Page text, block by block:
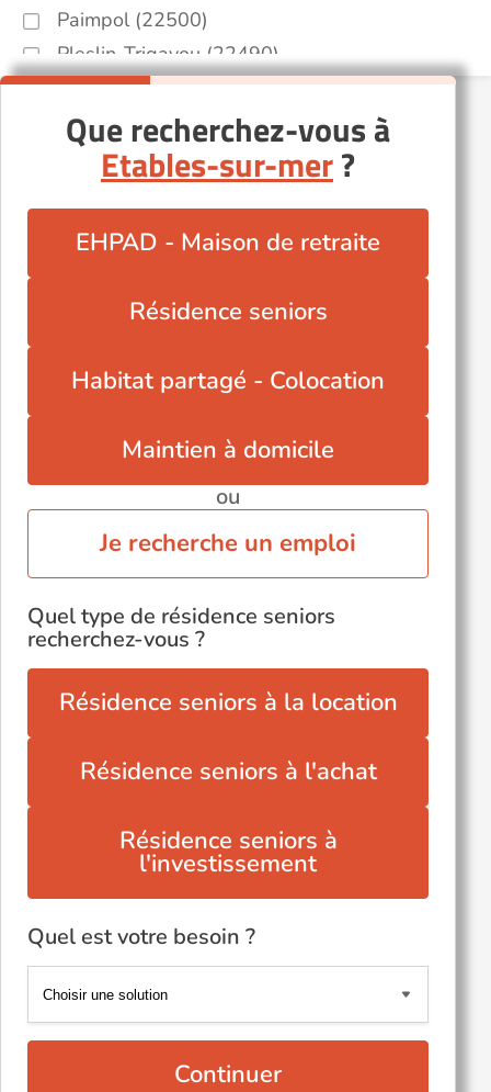
Paimpol (22500)
Pleslin-Trigavou (22490)
Plessala (22330)
Ploufragan (22440)
Plouguernével (22110)
Plouër-sur-Rance (22490)
Saint-Brieuc (22000)
Trévou-Tréguignec (22660)
Que recherchez-vous à
Etables-sur-mer?
EHPAD - Maison de retraite
Résidence seniors
Habitat partagé - Colocation
Maintien à domicile
ou
Je recherche un emploi
Quel type de résidence seniors
recherchez-vous ?
Résidence seniors à la location
Résidence seniors à l'achat
Résidence seniors à
l'investissement
Quel est votre besoin ?
Continuer